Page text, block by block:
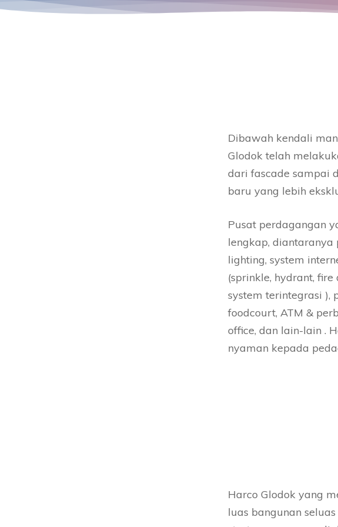
Dibawah kendali
Glodok telah
dari fascade sampai
baru yang lebih
Pusat perdagangan
lengkap, diantaranya
lighting, system
(sprinkle, hydrant,
system terintegrasi ),
foodcourt, ATM &
office, dan lain-lain .
nyaman kepada
Harco Glodok yang
luas bangunan